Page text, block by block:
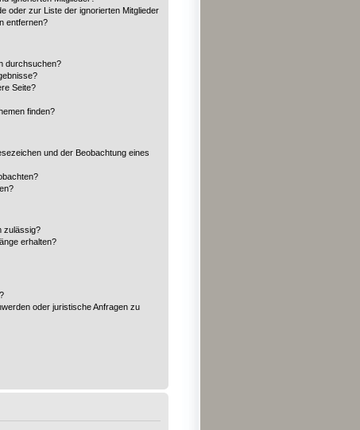
oder zur Liste der ignorierten Mitglieder
entfernen?
durchsuchen?
Seite?
finden?
und der Beobachtung eines
zulässig?
erhalten?
oder juristische Anfragen zu